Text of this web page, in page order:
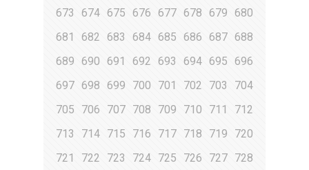
673
674 675 676 677 678 679
680
681
682 683 684 685 686 687 688
689
690 691 692 693 694 695
696
697 698 699 700 701 702 703
704
705
706 707 708 709 710 711
712
713
714 715 716 717 718 719
720
721
722 723 724 725 726 727 728